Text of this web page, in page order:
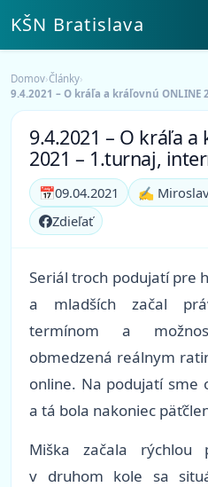
KŠN Bratislava
Domov›Články›
9.4.2021 – O kráľa a kráľovnú
9.4.2021 – O kráľa a
2021 – 1.turnaj,
📅09.04.2021 ✍️ Miroslav
Zdieľať
Seriál troch podujatí pre
a mladších začal
termínom a
obmedzená reálnym
online. Na podujatí sme
a tá bola nakoniec
Miška začala
v druhom kole sa